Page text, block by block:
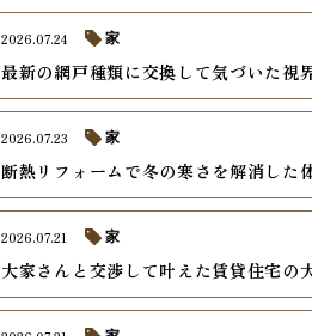
最新の網戸種類に交換して気づいた視
2026.07.24 家
断熱リフォームで冬の寒さを解消した
2026.07.23 家
大家さんと交渉して叶えた賃貸住宅の
2026.07.21 家